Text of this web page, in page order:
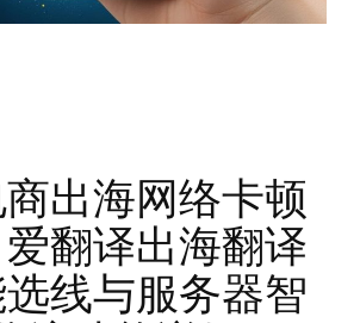
出海网络卡顿
翻译出海翻译
线与服务器智